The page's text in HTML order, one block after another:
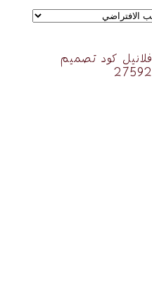
فلانيل كود تصميم
27592